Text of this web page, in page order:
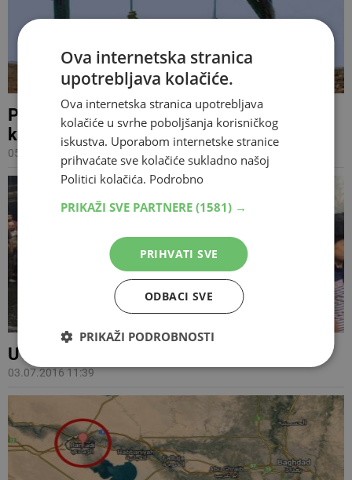
Pogubljeno pet osoba osuđenih na smrtnu
kaznu
05.07.2016 09:21
U dvije eksplozije u Bagdadu 78 mrtvih
03.07.2016 11:39
Ova internetska stranica
upotrebljava kolačiće.
Ova internetska stranica upotrebljava
kolačiće u svrhe poboljšanja korisničkog
iskustva. Uporabom internetske stranice
prihvaćate sve kolačiće sukladno našoj
Politici kolačića. Podrobno
PRIKAŽI SVE PARTNERE (1581) →
PRIHVATI SVE
ODBACI SVE
PRIKAŽI PODROBNOSTI